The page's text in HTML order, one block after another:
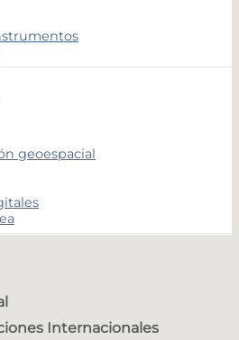
geoespacial
Internacionales